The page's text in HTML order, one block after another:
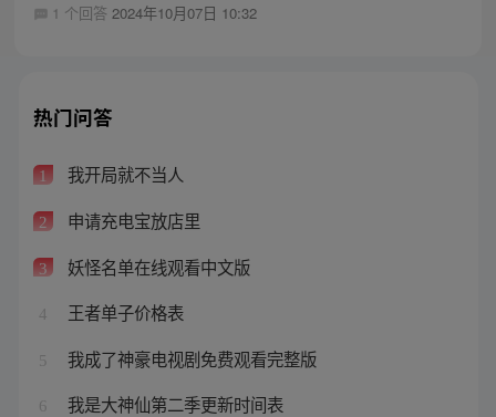
1 个回答 2024年10月07日 10:32
热门问答
1 我开局就不当人
2 申请充电宝放店里
3 妖怪名单在线观看中文版
4 王者单子价格表
5 我成了神豪电视剧免费观看完整版
6 我是大神仙第二季更新时间表